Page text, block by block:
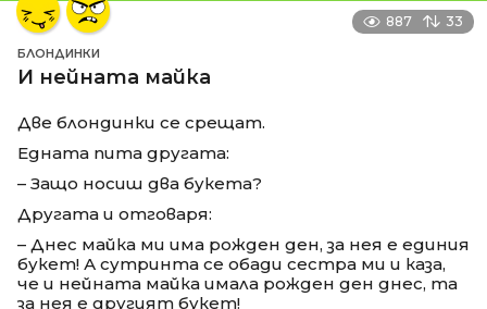
887 33
БЛОНДИНКИ
И нейната майка
Две блондинки се срещат.
Едната пита другата:
– Защо носиш два букета?
Другата и отговаря:
– Днес майка ми има рожден ден, за нея е единия
букет! А сутринта се обади сестра ми и каза,
че и нейната майка имала рожден ден днес, та
за нея е другият букет!